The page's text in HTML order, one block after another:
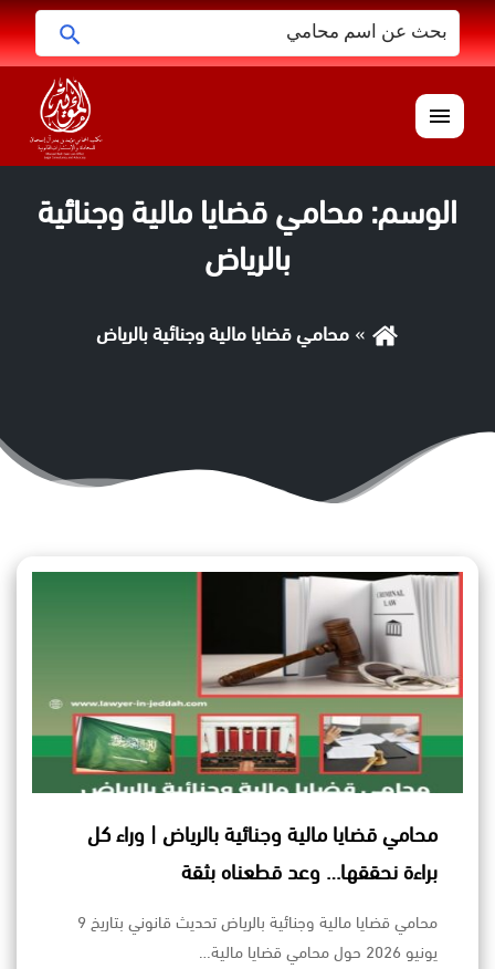
البحث
عن:
القائمة
الوسم: محامي قضايا مالية وجنائية
بالرياض
محامي قضايا مالية وجنائية بالرياض
محامي قضايا مالية وجنائية بالرياض | وراء كل
براءة نحققها… وعد قطعناه بثقة
محامي قضايا مالية وجنائية بالرياض تحديث قانوني بتاريخ 9
يونيو 2026 حول محامي قضايا مالية…